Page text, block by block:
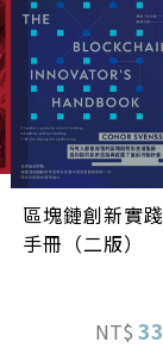
區塊鏈創新實踐
手冊（二版）
NT$